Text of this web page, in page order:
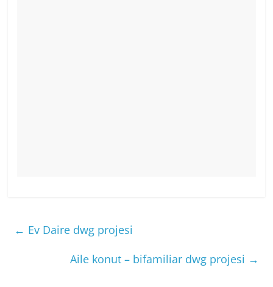
← Ev Daire dwg projesi
Aile konut – bifamiliar dwg projesi →